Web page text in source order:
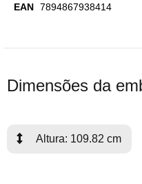
EAN 7894867938414
Dimensões da
Altura: 109.82 cm